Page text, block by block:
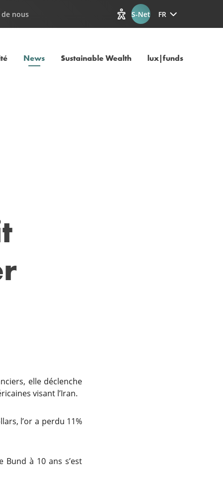
nous Afficher les options
S-Net FR
NewsPage courante
Sustainable Wealth lux|funds
elle déclenche
visant l’Iran.
l’or a perdu 11%
Bund à 10 ans s’est